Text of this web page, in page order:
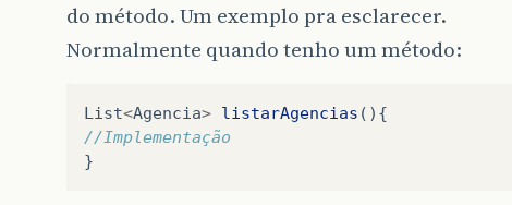
do método. Um exemplo pra esclarecer.
Normalmente quando tenho um método:
List<Agencia> listarAgencias (){
//Implementação
}